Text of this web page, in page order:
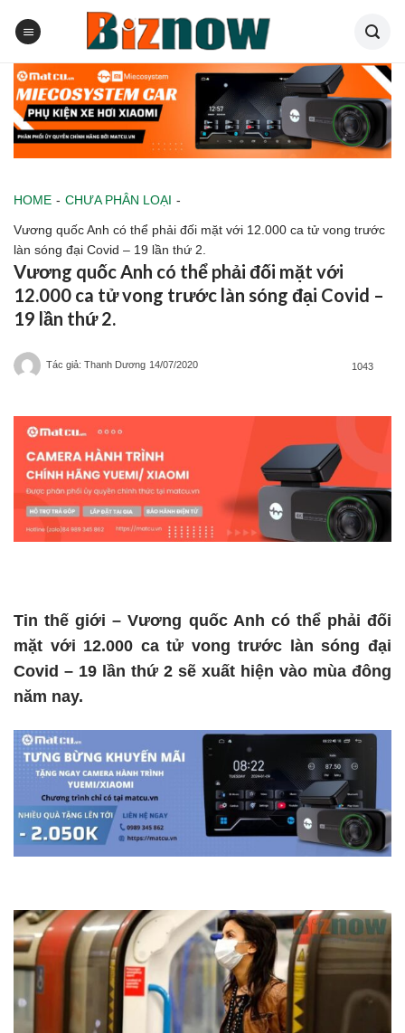
HOME - CHƯA PHÂN LOẠI -
Vương quốc Anh có thể phải đối mặt với 12.000 ca tử vong trước
làn sóng đại Covid – 19 lần thứ 2.
Vương quốc Anh có thể phải đối mặt với
12.000 ca tử vong trước làn sóng đại Covid –
19 lần thứ 2.
Tác giả: Thanh Dương 14/07/2020 1043
Tin thế giới – Vương quốc Anh có thể phải đối
mặt với 12.000 ca tử vong trước làn sóng đại
Covid – 19 lần thứ 2 sẽ xuất hiện vào mùa đông
năm nay.